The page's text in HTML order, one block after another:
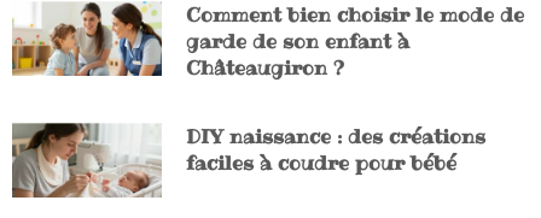
Comment bien choisir le mode de
garde de son enfant à
Châteaugiron ?
DIY naissance : des créations
faciles à coudre pour bébé